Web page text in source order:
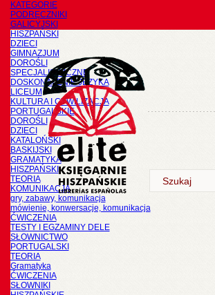
KATEGORIE
PODRĘCZNIKI
GALICYJSKI
HISZPAŃSKI
DZIECI
GIMNAZJUM
DOROŚLI
SPECJALISTYCZNE
DOSKONALENIE JĘZYKA
LICEUM
KULTURA I CYWILIZACJA
PORTUGALSKIE
DOROŚLI
DZIECI
KATALOŃSKI
BASKIJSKI
GRAMATYKA
HISZPAŃSKI
TEORIA
KOMUNIKACJA
gry, zabawy, komunikacja
mówienie, konwersacje, komunikacja
ĆWICZENIA
TESTY I EGZAMINY DELE
SŁOWNICTWO
PORTUGALSKI
TEORIA
Gramatyka
ĆWICZENIA
SŁOWNIKI